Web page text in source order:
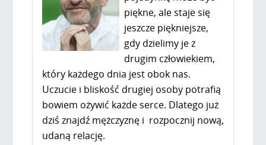
piękne, ale staje się
jeszcze piękniejsze,
gdy dzielimy je z
drugim człowiekiem,
który każdego dnia jest obok nas.
Uczucie i bliskość drugiej osoby potrafią
bowiem ożywić każde serce. Dlatego już
dziś znajdź mężczyznę i rozpocznij nową,
udaną relację.